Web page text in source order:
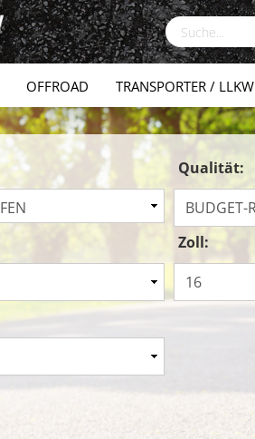
OFFROAD TRANSPORTER / LLKW
Qualität:
Zoll: